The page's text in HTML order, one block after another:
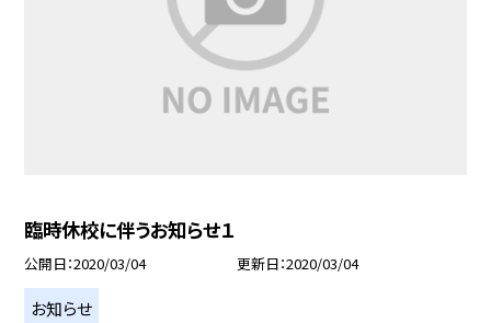
臨時休校に伴うお知らせ１
公開日 2020/03/04 更新日 2020/03/04
お知らせ